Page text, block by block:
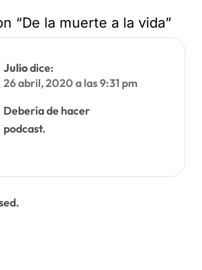
“De la muerte a la vida”
Juliodice:
26 abril, 2020 a las 9:31 pm
Debería de hacer
podcast.